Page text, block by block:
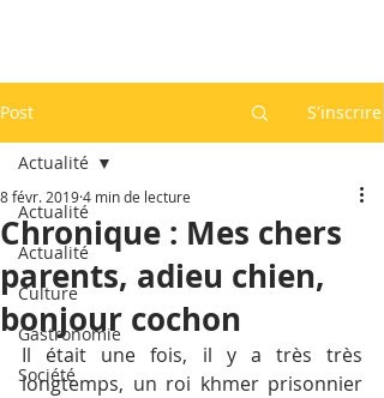
Post S'inscrire
Actualité
Actualité
Culture
Gastronomie
Société
Actualité
Chronique : Mes chers
parents, adieu chien,
bonjour cochon
8 févr. 20194 min de lecture
Il était une fois, il y a très très
longtemps, un roi khmer prisonnier